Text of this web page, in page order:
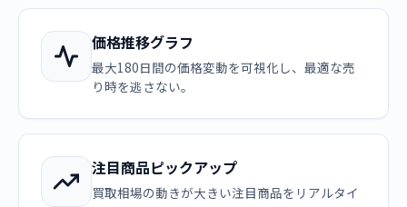
価格推移グラフ
最大180日間の価格変動を可視化し、最適な売
り時を逃さない。
注目商品ピックアップ
買取相場の動きが大きい注目商品をリアルタイ